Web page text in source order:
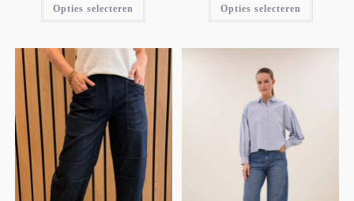
Opties selecteren Opties selecteren